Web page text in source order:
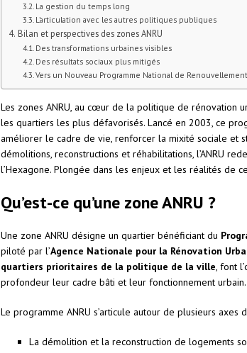
La gestion du temps long
L’articulation avec les autres politiques publiques
Bilan et perspectives des zones ANRU
Des transformations urbaines visibles
Des résultats sociaux plus mitigés
Vers un Nouveau Programme National de
Les zones ANRU, au cœur de la politique de rénovation
les quartiers les plus défavorisés. Lancé en 2003, ce
améliorer le cadre de vie, renforcer la mixité sociale et
démolitions, reconstructions et réhabilitations, l’ANRU
l’Hexagone. Plongée dans les enjeux et les réalités de
Qu’est-ce qu’une zone ANRU ?
Une zone ANRU désigne un quartier bénéficiant du
piloté par l’Agence Nationale pour la Rénovation
quartiers prioritaires de la politique de la ville, font
profondeur leur cadre bâti et leur fonctionnement urbain.
Le programme ANRU s’articule autour de plusieurs axes
La démolition et la reconstruction de logements